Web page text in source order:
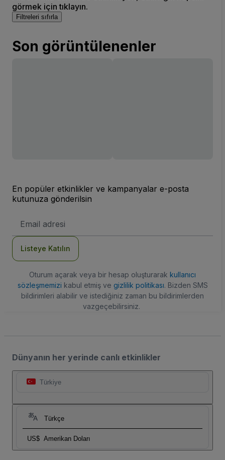
görmek için tıklayın.
Filtreleri sıfırla
Son görüntülenenler
En popüler etkinlikler ve kampanyalar e-posta
kutunuza gönderilsin
posta
Listeye Katılın
Oturum açarak veya bir hesap oluşturarak kullanıcı
sözleşmemizi kabul etmiş ve gizlilik politikası. Bizden SMS
bildirimleri alabilir ve istediğiniz zaman bu bildirimlerden
vazgeçebilirsiniz.
Dünyanın her yerinde canlı etkinlikler
Türkiye
Türkçe
US$ Amerikan Doları